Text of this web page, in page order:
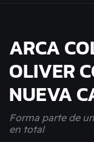
ARCA
OLIVER
NUEVA
Forma parte de
en total